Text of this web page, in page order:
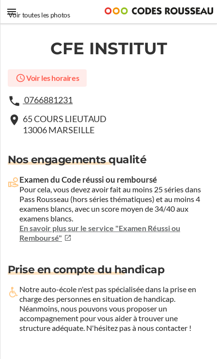
Voir toutes les photos
CFE INSTITUT
Voir les horaires
0766881231
65 COURS LIEUTAUD
13006 MARSEILLE
Nos engagements qualité
Examen du Code réussi ou remboursé
Pour cela, vous devez avoir fait au moins 25 séries dans
Pass Rousseau (hors séries thématiques) et au moins 4
examens blancs, avec un score moyen de 34/40 aux
examens blancs.
En savoir plus sur le service "Examen Réussi ou
Remboursé"
Prise en compte du handicap
Notre auto-école n'est pas spécialisée dans la prise en
charge des personnes en situation de handicap.
Néanmoins, nous pouvons vous proposer un
accompagnement pour vous aider à trouver une
structure adéquate. N'hésitez pas à nous contacter !